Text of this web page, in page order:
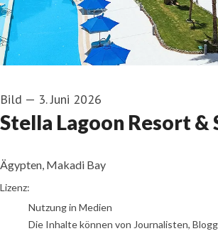
Bild — 3. Juni 2026
Stella Lagoon Resort &
Ägypten, Makadi Bay
alltours/Orient Hotels & Resorts
Lizenz:
Nutzung in Medien
Die Inhalte können von Journalisten,